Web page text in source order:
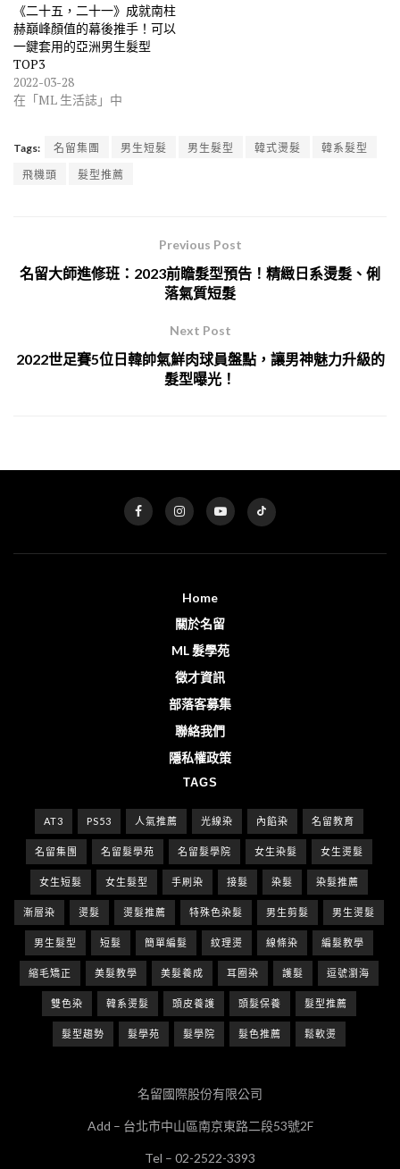
《二十五，二十一》成就南柱
赫巔峰顏值的幕後推手！可以
一鍵套用的亞洲男生髮型
TOP3
2022-03-28
在「ML 生活誌」中
Tags: 名留集團 男生短髮 男生髮型 韓式燙髮
韓系髮型
飛機頭
髮型推薦
Previous Post
名留大師進修班：2023前瞻髮型預告！精緻日系燙髮、俐
落氣質短髮
Next Post
2022世足賽5位日韓帥氣鮮肉球員盤點，讓男神魅力升級的
髮型曝光！
Home
關於名留
ML 髮學苑
徵才資訊
部落客募集
聯絡我們
隱私權政策
TAGS
AT3 PS53 人氣推薦 光線染 內餡染 名留教育
名留集團 名留髮學苑 名留髮學院 女生染髮 女生燙髮
女生短髮 女生髮型 手刷染 接髮 染髮 染髮推薦
漸層染 燙髮 燙髮推薦 特殊色染髮 男生剪髮 男生燙髮
男生髮型 短髮 簡單編髮 紋理燙 線條染 編髮教學
縮毛矯正 美髮教學 美髮養成 耳圈染 護髮 逗號瀏海
雙色染 韓系燙髮 頭皮養護 頭髮保養 髮型推薦
髮型趨勢 髮學苑 髮學院 髮色推薦 鬆軟燙
名留國際股份有限公司
Add – 台北市中山區南京東路二段53號2F
Tel – 02-2522-3393